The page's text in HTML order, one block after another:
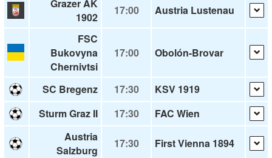
Grazer AK
1902
17:00 Austria Lustenau
FSC
Bukovyna
Chernivtsi
17:00 Obolón-Brovar
SC Bregenz 17:30
KSV 1919
Sturm Graz II
17:30
FAC Wien
Austria
Salzburg
17:30 First Vienna 1894